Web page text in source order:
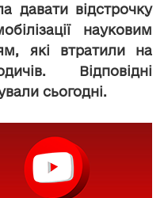
давати відстрочку
науковим
які втратили на
Відповідні
сьогодні.